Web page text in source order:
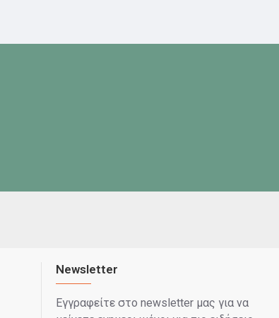
Newsletter
Εγγραφείτε στο newsletter μας για να